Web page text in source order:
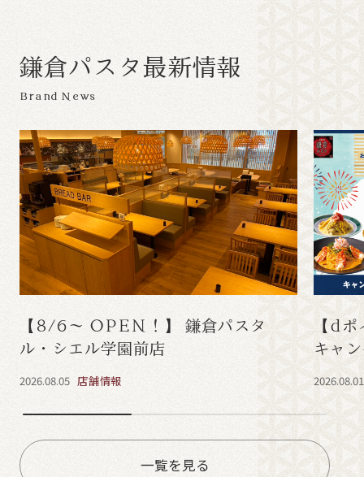
鎌倉パ ス タ最新情報
Brand News
【8/6～ OPEN！】 鎌倉パスタ
ル・シエル学園前店
2026.08.05 店舗情報
【d
キャ
2026.08.01
一覧を見る